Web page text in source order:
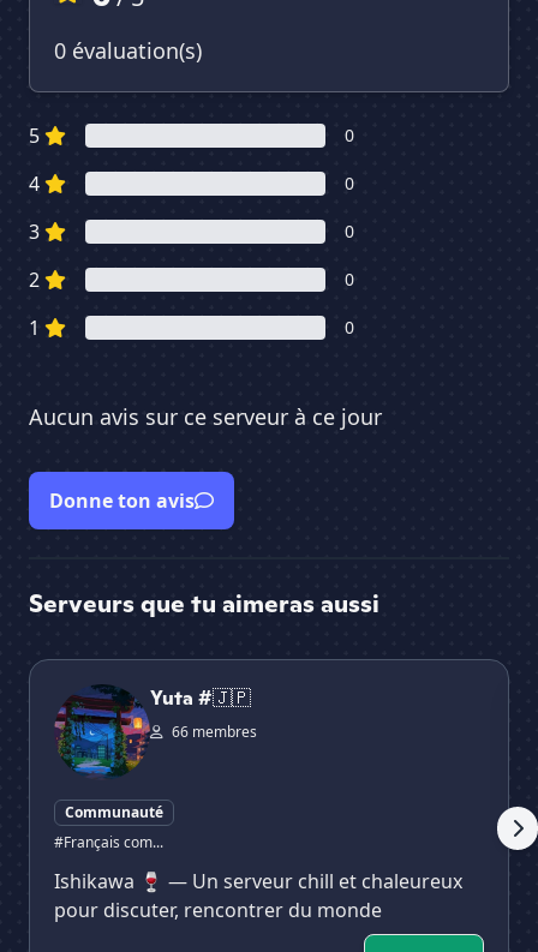
0 évaluation(s)
5 0
4 0
3 0
2 0
1 0
Aucun avis sur ce serveur à ce jour
Donne ton avis
Serveurs que tu aimeras aussi
Yuta #🇯🇵
Yuta #🇯🇵
66 membres
Communauté
#Français com...
Ishikawa 🍷 — Un serveur chill et chaleureux
pour discuter, rencontrer du monde